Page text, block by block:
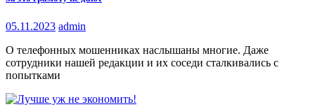
05.11.2023 admin
О телефонных мошенниках наслышаны многие. Даже
сотрудники нашей редакции и их соседи сталкивались с
попытками